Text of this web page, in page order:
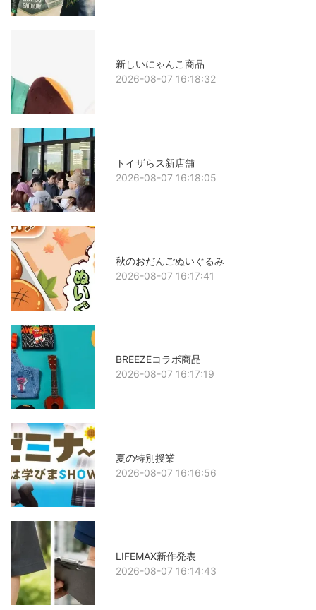
新しいにゃんこ商品
2026-08-07 16:18:32
トイザらス新店舗
2026-08-07 16:18:05
秋のおだんごぬいぐるみ
2026-08-07 16:17:41
BREEZEコラボ商品
2026-08-07 16:17:19
夏の特別授業
2026-08-07 16:16:56
LIFEMAX新作発表
2026-08-07 16:14:43